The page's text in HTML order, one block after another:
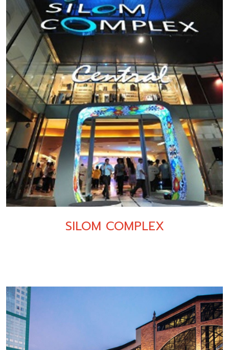
SILOM COMPLEX